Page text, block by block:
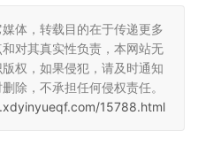
体，转载目的在于传递更多
对其真实性负责，本网站无
权，如果侵犯，请及时通知
除，不承担任何侵权责任。
15788.html